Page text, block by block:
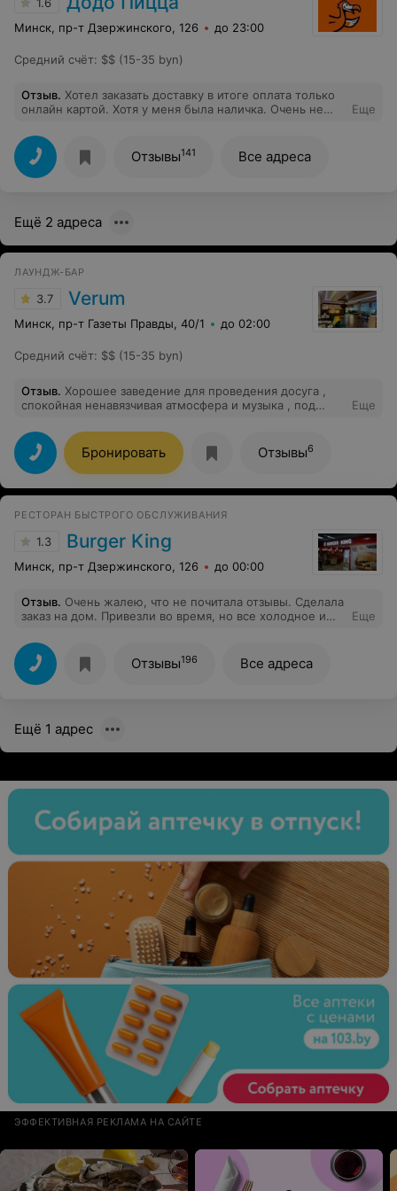
демонстративно протирать стул каким-то средством.
Остались очень недовольны таким отношением со
утра было обеспечено! Зачем позиционировать себя
как дог-Френдли кафе, а затем на улице предъявлять
Минск, пр-т Дзержинского, 126 до 23:00
Средний счёт: $$ (15-35 byn)
Отзыв. Хотел заказать доставку в итоге оплата только
онлайн картой. Хотя у меня была наличка. Очень не
Еще
Отзывы141 Все адреса
Ещё 2 адреса
ЛАУНДЖ-БАР
3.7 Verum
Минск, пр-т Газеты Правды, 40/1 до 02:00
Средний счёт: $$ (15-35 byn)
Отзыв. Хорошее заведение для проведения досуга ,
спокойная ненавязчивая атмосфера и музыка , под
вкуснейшая еда и напитки , очень вежливый и
тактичный персонал, рекомендую данное заведение!!
Еще
Бронировать Отзывы6
РЕСТОРАН БЫСТРОГО ОБСЛУЖИВАНИЯ
1.3 Burger King
Минск, пр-т Дзержинского, 126 до 00:00
Отзыв. Очень жалею, что не почитала отзывы. Сделала
заказ на дом. Привезли во время, но все холодное и
перемороженая, картошка непонятно какая...не
вкусно, ужасно. За такое качество слишком дорого. НЕ
рекомендую.
Еще
Отзывы196 Все адреса
Ещё 1 адрес
ЭФФЕКТИВНАЯ РЕКЛАМА НА САЙТЕ